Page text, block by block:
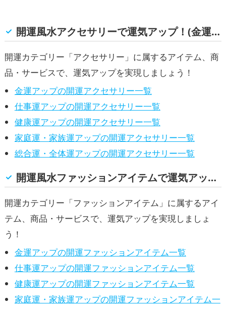
の開運グッズ,金色の開運グッズ
都府,関西地方 金運アップ,仕事運
健康運アップ
家庭運・家族運ア
開運風水アクセサリーで運気アップ！(金運, 仕事運, 健康運, 家庭運・家族運, 総合運・全体運)
開運カテゴリー「アクセサリー」に属するアイテム、商
品・サービスで、運気アップを実現しましょう！
金運アップの開運アクセサリー一覧
仕事運アップの開運アクセサリー一覧
健康運アップの開運アクセサリー一覧
家庭運・家族運アップの開運アクセサリー一覧
総合運・全体運アップの開運アクセサリー一覧
開運風水ファッションアイテムで運気アップ！(金運, 仕事運, 健康運, 家庭運・家族運, 総合運・全体運)
開運カテゴリー「ファッションアイテム」に属するアイ
テム、商品・サービスで、運気アップを実現しましょ
う！
金運アップの開運ファッションアイテム一覧
仕事運アップの開運ファッションアイテム一覧
健康運アップの開運ファッションアイテム一覧
家庭運・家族運アップの開運ファッションアイテム一